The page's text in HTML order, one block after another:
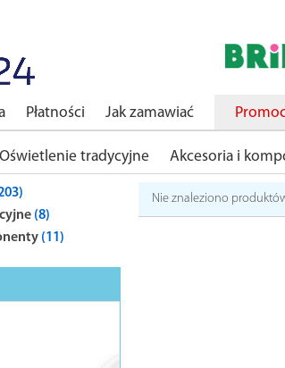
Płatności Jak zamawiać
Oświetlenie tradycyjne Akcesoria i
(8)
(11)
Nie znaleziono